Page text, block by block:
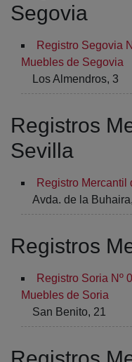
Segovia
Registro Segovia
Muebles de Segovia
Los Almendros, 3
Registros
Sevilla
Registro Mercantil
Avda. de la
Registros
Registro Soria Nº
Muebles de Soria
San Benito, 21